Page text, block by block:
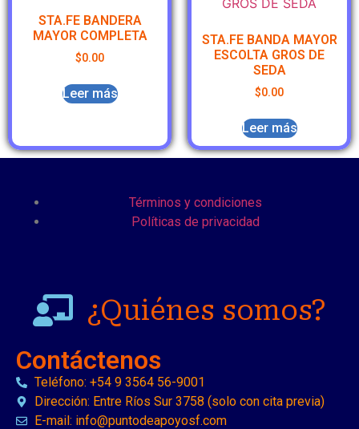
STA.FE BANDERA
MAYOR COMPLETA
$0.00
Leer más
STA.FE BANDA MAYOR
ESCOLTA GROS DE
SEDA
$0.00
Leer más
Términos y condiciones
Políticas de privacidad
¿Quiénes somos?
Contáctenos
Teléfono: +54 9 3564 56-9001
Dirección: Entre Ríos Sur 3758 (solo con cita previa)
E-mail: info@puntodeapoyosf.com